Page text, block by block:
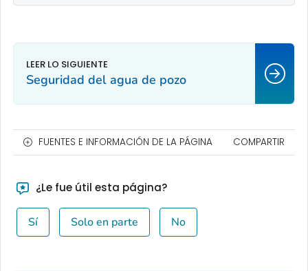
Seguridad del agua de pozo
FUENTES E INFORMACIÓN DE LA PÁGINA COMPARTIR
¿Le fue útil esta página?
Sí Solo en parte No